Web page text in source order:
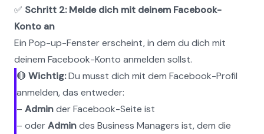
✅ Schritt 2: Melde dich mit deinem Facebook-
Konto an
Ein Pop-up-Fenster erscheint, in dem du dich mit
deinem Facebook-Konto anmelden sollst.
🔴 Wichtig: Du musst dich mit dem Facebook-Profil
anmelden, das entweder:
– Admin der Facebook-Seite ist
– oder Admin des Business Managers ist, dem die